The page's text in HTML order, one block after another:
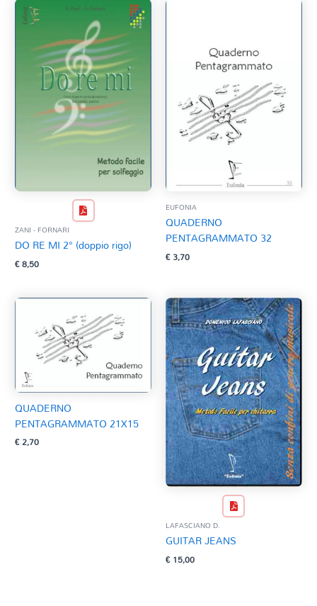
ZANI - FORNARI
DO RE MI 2° (doppio rigo)
€8,50
EUFONIA
QUADERNO
PENTAGRAMMATO 32
€3,70
QUADERNO
PENTAGRAMMATO 21X15
€2,70
LAFASCIANO D.
GUITAR JEANS
€15,00